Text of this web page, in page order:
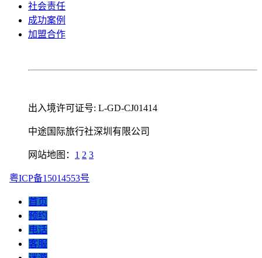
社会责任
成功案例
加盟合作
出入境许可证号: L-GD-CJ01414
中途国际旅行社深圳有限公司
网站地图： 1 2 3
粤ICP备15014553号
首页
预约
电话
客服